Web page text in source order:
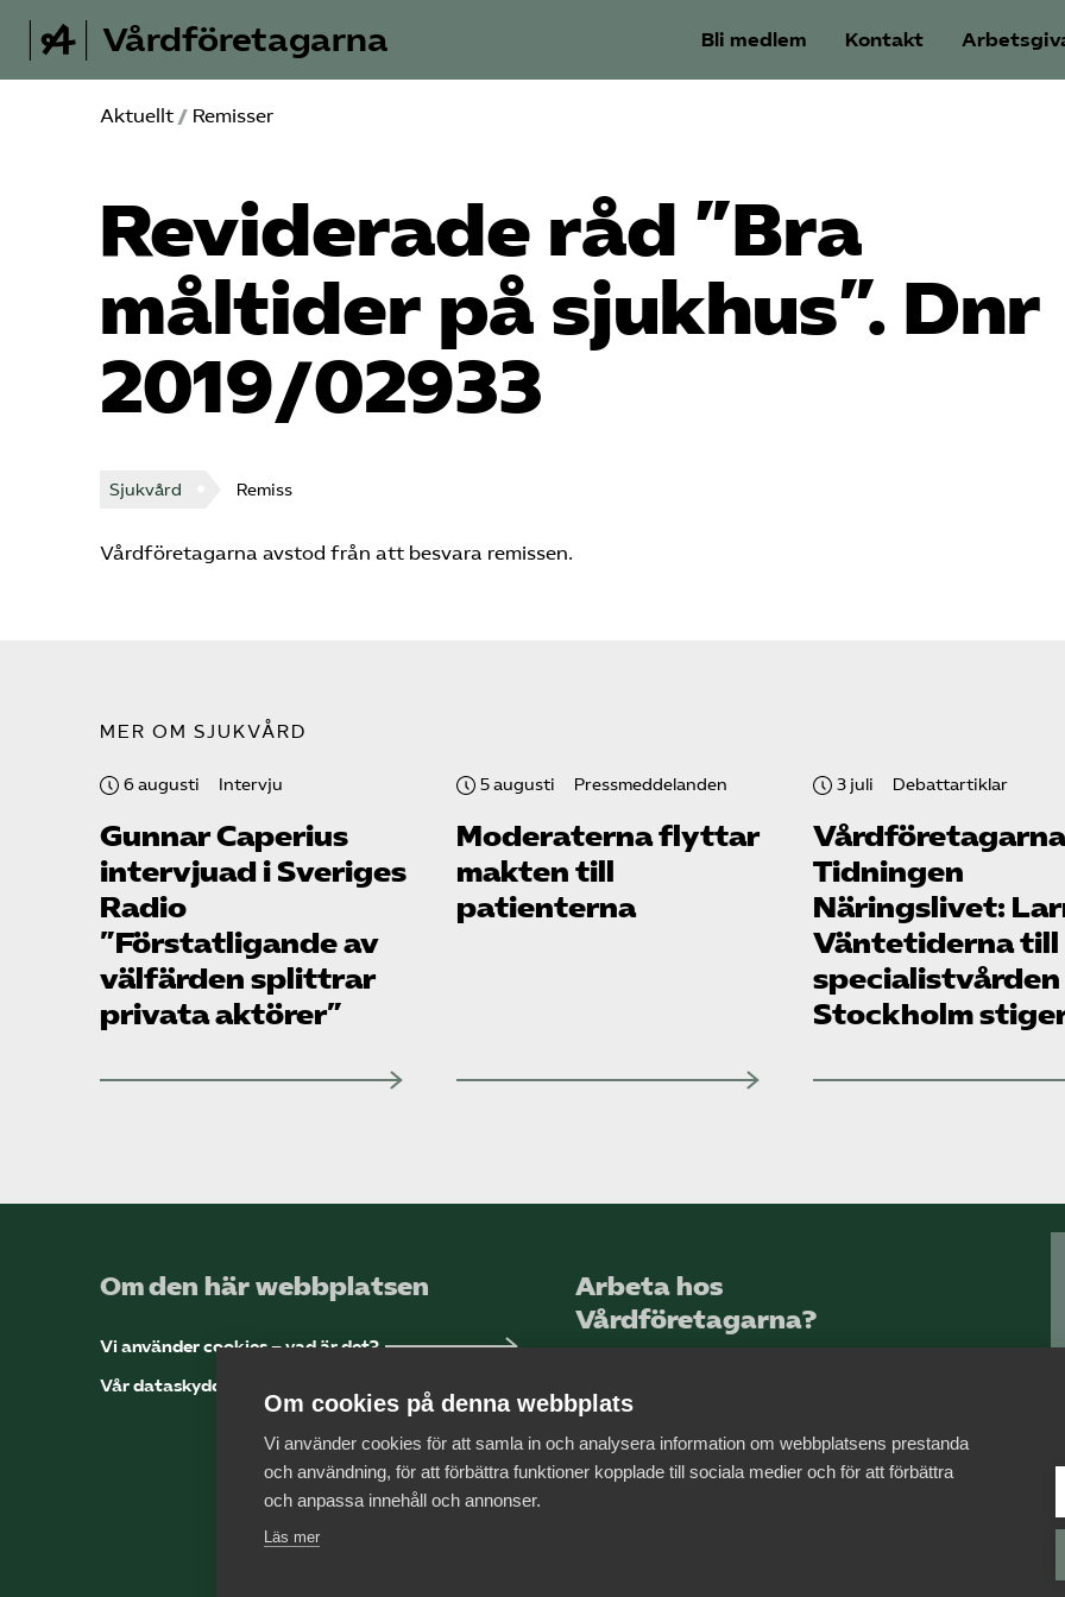
Vårdföretagarna Bli medlem Kontakt
Aktuellt / Remisser
Reviderade råd ”Bra
måltider på sjukhus”. Dnr
2019/02933
Sjukvård Remiss
Vårdföretagarna avstod från att besvara remissen.
MER OM SJUKVÅRD
6 augusti Intervju
Gunnar Caperius
intervjuad i Sveriges
Radio
”Förstatligande av
välfärden splittrar
privata aktörer”
5 augusti Pressmeddelanden
Moderaterna flyttar
makten till
patienterna
3 juli Debattartiklar
Tidningen
Näringslivet:
Väntetiderna till
specialistvården
Stockholm
Om den här webbplatsen
Vi använder cookies – vad är det?
Vår dataskyddspolicy
Arbeta hos
Vårdföretagarna?
Om cookies på denna webbplats
Vi använder cookies för att samla in och analysera information om webbplatsens prestanda
och användning, för att förbättra funktioner kopplade till sociala medier och för att förbättra
och anpassa innehåll och annonser.
Läs mer